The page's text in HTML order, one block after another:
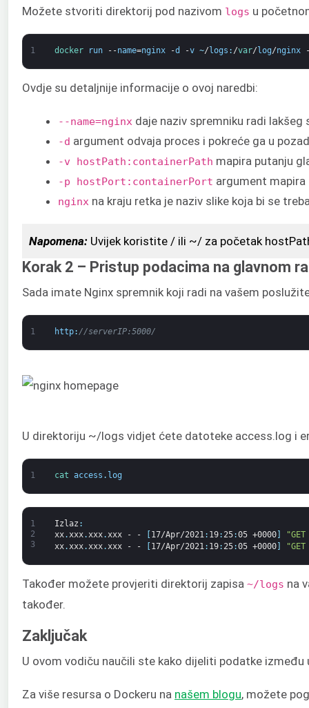
Možete stvoriti direktorij pod nazivom logs u
1 docker run --name=nginx -d -v ~/ logs : /var/ log/nginx
Ovdje su detaljnije informacije o ovoj naredbi:
--name=nginx daje naziv spremniku radi lakšeg
-d argument odvaja proces i pokreće ga u
-v hostPath:containerPath mapira putanju
-p hostPort:containerPort argument mapira
nginx na kraju retka je naziv slike koja bi se
Napomena: Uvijek koristite / ili ~/ za početak
Korak 2 – Pristup podacima na glavnom
Sada imate Nginx spremnik koji radi na vašem
1 http: //serverIP:5000/
U direktoriju ~/logs vidjet ćete datoteke access.log i
1 cat access . log
1
2
3
Izlaz :
xx.xxx.xxx.xxx - - 17/Apr/2021: 19: 25:05 +0000]
xx.xxx.xxx.xxx - - 17/Apr/2021: 19: 25:05 +0000]
Također možete provjeriti direktorij zapisa ~/logs na
također.
Zaključak
U ovom vodiču naučili ste kako dijeliti podatke između
Za više resursa o Dockeru na našem blogu, možete